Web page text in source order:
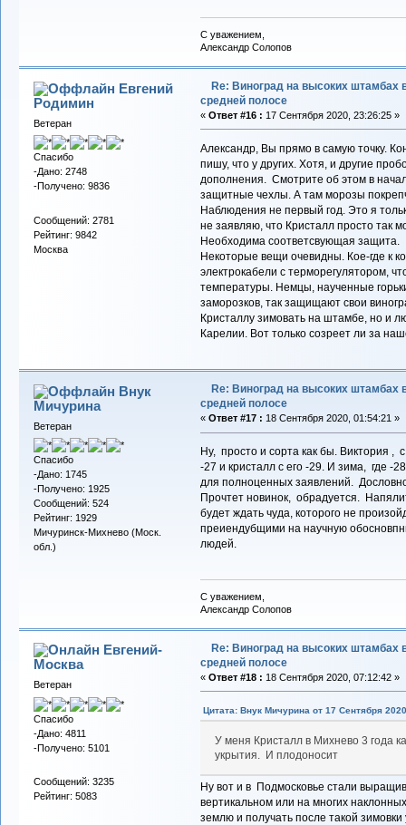
С уважением,
Александр Солопов
Евгений
Родимин
Ветеран
Спасибо
-Дано: 2748
-Получено: 9836
Сообщений: 2781
Рейтинг: 9842
Москва
Re: Виноград на высоких штамбах
средней полосе
« Ответ #16 : 17 Сентября 2020, 23:26:25 »
Александр, Вы прямо в самую точку.
пишу, что у других. Хотя, и другие
дополнения. Смотрите об этом в
защитные чехлы. А там морозы
Наблюдения не первый год. Это я
не заявляю, что Кристалл просто так
Необходима соответсвующая защита.
Некоторые вещи очевидны. Кое-где к
электрокабели с терморегулятором,
температуры. Немцы, наученные
заморозков, так защищают свои
Кристаллу зимовать на штамбе, но и
Карелии. Вот только созреет ли за
Внук
Мичурина
Ветеран
Спасибо
-Дано: 1745
-Получено: 1925
Сообщений: 524
Рейтинг: 1929
Мичуринск-Михнево (Моск.
обл.)
Re: Виноград на высоких штамбах
средней полосе
« Ответ #17 : 18 Сентября 2020, 01:54:21 »
Ну, просто и сорта как бы. Виктория ,
-27 и кристалл с его -29. И зима, где -
для полноценных заявлений.
Прочтет новинок, обрадуется.
будет ждать чуда, которого не
преиендубщими на научную
людей.
С уважением,
Александр Солопов
Евгений-
Москва
Ветеран
Спасибо
-Дано: 4811
-Получено: 5101
Сообщений: 3235
Рейтинг: 5083
Re: Виноград на высоких штамбах
средней полосе
« Ответ #18 : 18 Сентября 2020, 07:12:42 »
Цитата: Внук Мичурина от 17 Сентября
У меня Кристалл в Михнево 3 года
укрытия. И плодоносит
Ну вот и в Подмосковье стали
вертикальном или на многих
землю и получать после такой